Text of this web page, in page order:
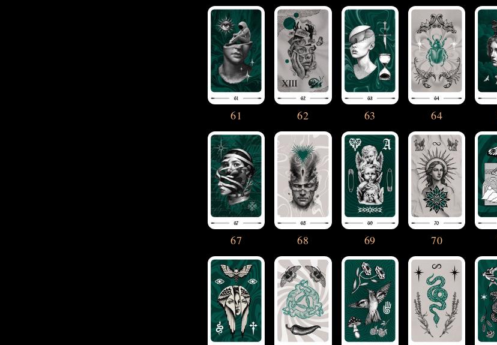
61 62 63 64
67 68 69 70